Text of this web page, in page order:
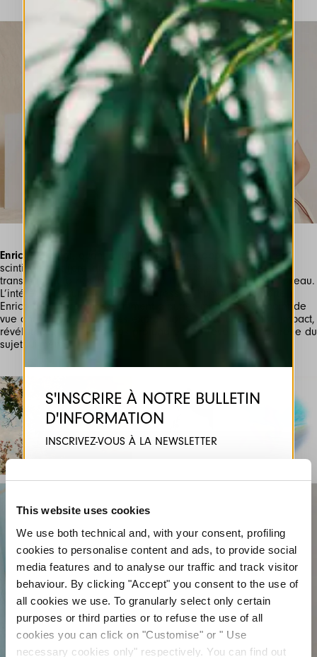
This website uses cookies
We use both technical and, with your consent, profiling
cookies to personalise content and ads, to provide social
media features and to analyse our traffic and track visitor
behaviour. By clicking "Accept" you consent to the use of
all cookies we use. To granularly select only certain
purposes or third parties or to refuse the use of all
cookies you can click on "Customise" or " Use
necessary cookies only" respectively. You can find out
S'INSCRIRE À NOTRE BULLETIN
D'INFORMATION
INSCRIVEZ-VOUS À LA NEWSLETTER
découvrir en avant-première nos dernières
Restez informé(e) des nouveautés,
invitations exclusives à nos ventes privées.
En vous inscrivant, vous acceptez notre la politique de
Enrico De Luigi
, quant à lui, propose une approche colorée,
scintillante et (presque) Pop. Il ré-élabore ce qu’il voit,
transformant la réalité en quelque chose d’entièrement nouveau.
L’intérêt et la curiosité pour l’expression humaine ont porté
Enrico à explorer incessamment d’autres mondes d’un point de
vue anthropologique : des expressions naturalistes à fort impact,
révélatrices d’un sens plus profond et une révélation naturelle du
sujet lui-même.